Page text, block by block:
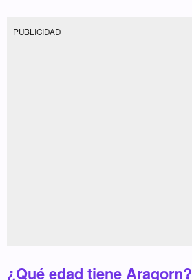
PUBLICIDAD
¿Qué edad tiene Aragorn?